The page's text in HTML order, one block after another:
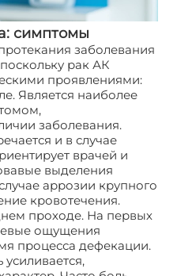
симптомы
заболевания
рак АК
проявлениями:
Является наиболее
заболевания.
и в случае
врачей и
выделения
аррозии крупного
кровотечения.
проходе. На первых
ощущения
процесса дефекации.